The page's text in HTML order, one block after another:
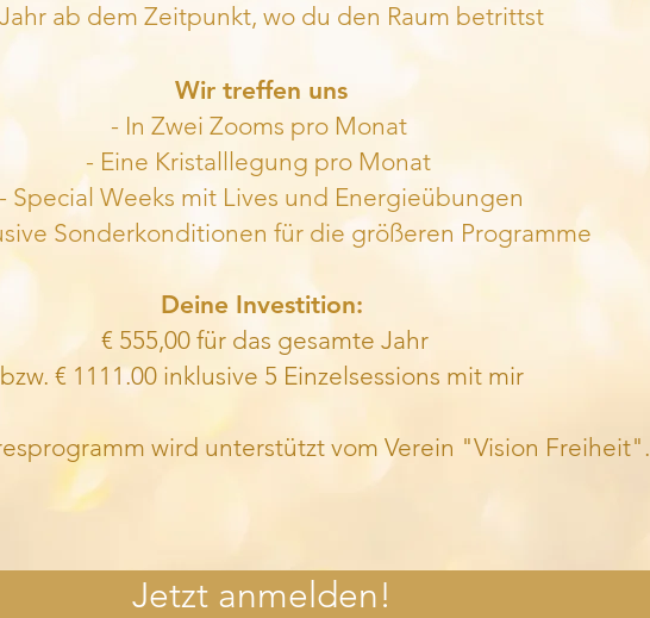
ab dem Zeitpunkt, wo du den Raum betrittst
Wir treffen uns
- In Zwei Zooms pro Monat
- Eine Kristalllegung pro Monat ​
- Special Weeks mit Lives und Energieübungen
Sonderkonditionen für die größeren Programme
Deine Investition:
€ 555,00 für das gesamte Jahr
bzw. € 1111.00 inklusive 5 Einzelsessions mit mir
wird unterstützt vom Verein "Vision Freiheit".
Jetzt anmelden!